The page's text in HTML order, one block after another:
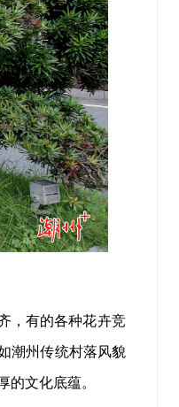
，有的各种花卉竞
潮州传统村落风貌
的文化底蕴。